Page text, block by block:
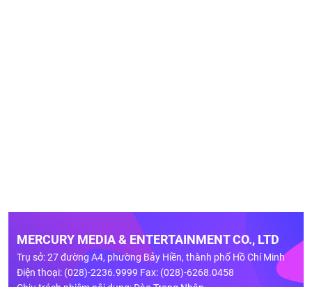
MERCURY MEDIA & ENTERTAINMENT CO., LTD
Trụ sở: 27 đường A4, phường Bảy Hiền, thành phố Hồ Chí Minh
Điện thoại: (028)-2236.9999 Fax: (028)-6268.0458